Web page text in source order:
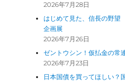
2026年7月28日
はじめて見た、信長の野
企画展
2026年7月26日
ゼントウシン！仮払金の常
2026年7月23日
日本国債を買ってほしい？